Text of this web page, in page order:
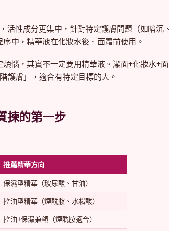
活性成分更集中，針對特定護膚問題（如暗沉、
中，精華液在化妝水後、面霜前使用。
惱，其實不一定要用精華液。潔面+化妝水+面
護膚」，適合有特定目標的人。
揀的第一步
推薦精華方向
保濕型精華（玻尿酸、甘油）
控油型精華（煙酰胺、水楊酸）
控油+保濕兼顧（煙酰胺適合）